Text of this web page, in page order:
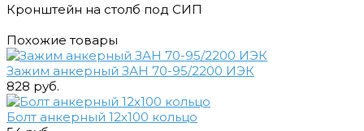
Кронштейн на столб под СИП
Похожие товары
Зажим анкерный ЗАН 70-95/2200 ИЭК
828 руб.
Болт анкерный 12х100 кольцо